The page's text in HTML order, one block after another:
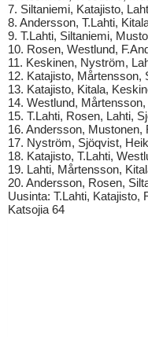
7. Siltaniemi, Katajisto,
8. Andersson, T.Lahti,
9. T.Lahti, Siltaniemi,
10. Rosen, Westlund,
11. Keskinen, Nyström,
12. Katajisto, Mårtensson,
13. Katajisto, Kitala,
14. Westlund,
15. T.Lahti, Rosen, Lahti,
16. Andersson, Mustonen,
17. Nyström, Sjöqvist,
18. Katajisto, T.Lahti,
19. Lahti, Mårtensson,
20. Andersson, Rosen,
Uusinta: T.Lahti, Katajisto,
Katsojia 64